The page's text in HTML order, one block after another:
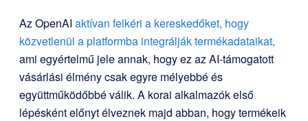
Az OpenAI aktívan felkéri a kereskedőket, hogy
közvetlenül a platformba integrálják termékadataikat,
ami egyértelmű jele annak, hogy ez az AI-támogatott
vásárlási élmény csak egyre mélyebbé és
együttműködőbbé válik. A korai alkalmazók első
lépésként előnyt élveznek majd abban, hogy termékeik